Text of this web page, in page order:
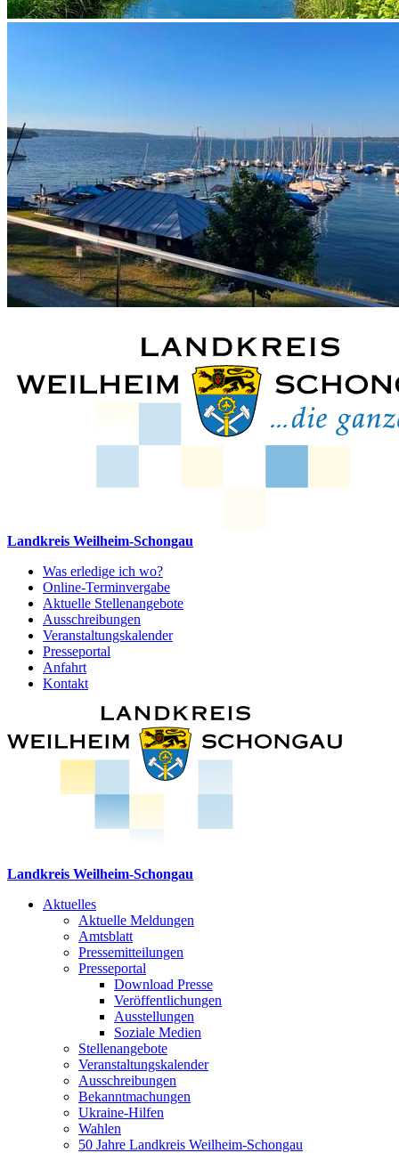
Landkreis Weilheim-Schongau
Was erledige ich wo?
Online-Terminvergabe
Aktuelle Stellenangebote
Ausschreibungen
Veranstaltungskalender
Presseportal
Anfahrt
Kontakt
Landkreis Weilheim-Schongau
Aktuelles
Aktuelle Meldungen
Amtsblatt
Pressemitteilungen
Presseportal
Download Presse
Veröffentlichungen
Ausstellungen
Soziale Medien
Stellenangebote
Veranstaltungskalender
Ausschreibungen
Bekanntmachungen
Ukraine-Hilfen
Wahlen
50 Jahre Landkreis Weilheim-Schongau